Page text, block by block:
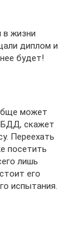
в жизни
диплом и
будет!
может
скажет
Переехать
посетить
лишь
его
испытания.